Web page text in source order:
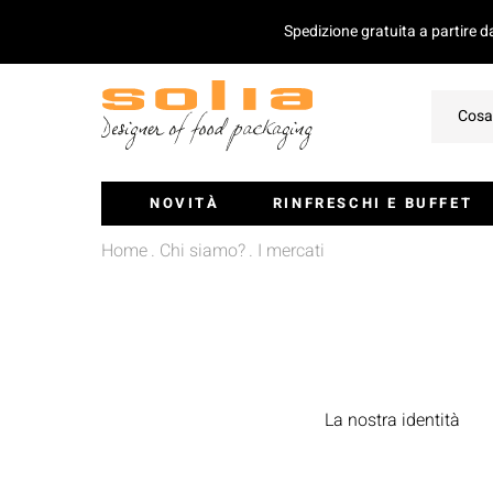
Spedizione gratuita a partire
NOVITÀ RINFRESCHI E BUFFET
Ciotoline E Monoporzioni
Insalatiere
Home Chi siamo? I mercati
La nostra identità